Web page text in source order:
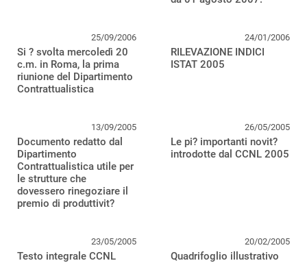
25/09/2006
Si ? svolta mercoledì 20
c.m. in Roma, la prima
riunione del Dipartimento
Contrattualistica
24/01/2006
RILEVAZIONE INDICI
ISTAT 2005
13/09/2005
Documento redatto dal
Dipartimento
Contrattualistica utile per
le strutture che
dovessero rinegoziare il
premio di produttivit?
26/05/2005
Le pi? importanti novit?
introdotte dal CCNL 2005
23/05/2005
Testo integrale CCNL
20/02/2005
Quadrifoglio illustrativo